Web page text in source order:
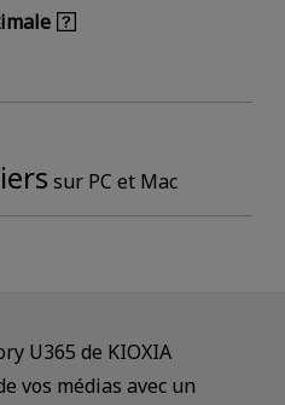
sur PC et Mac
U365 de KIOXIA
vos médias avec un